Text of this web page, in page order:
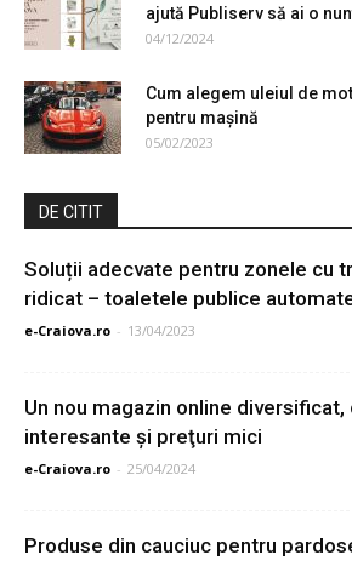
ajută Publiserv să ai o
04/12/2024
Cum alegem uleiul de
pentru maşină
05/02/2023
DE CITIT
Soluții adecvate pentru zonele cu
ridicat – toaletele publice
e-Craiova.ro - 13/04/2023
Un nou magazin online
interesante şi preţuri mici
e-Craiova.ro - 25/04/2024
Produse din cauciuc pentru